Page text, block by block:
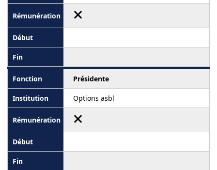
Présidente
Options asbl